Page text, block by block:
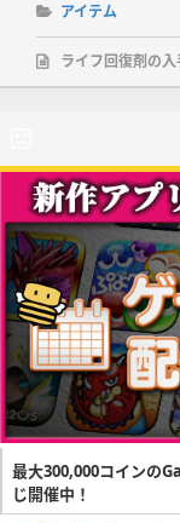
アイテム
ライフ回復剤の入
最大300,000コインの
じ開催中！